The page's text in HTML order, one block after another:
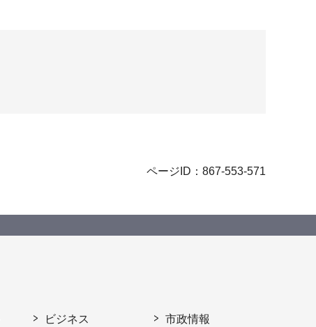
ページID：867-553-571
ビジネス 市政情報